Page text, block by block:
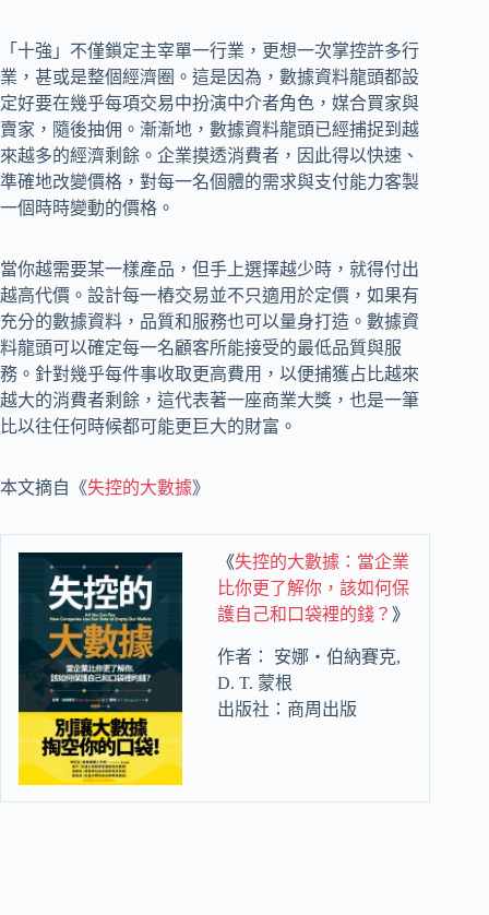
「十強」不僅鎖定主宰單一行業，更想一次掌控許多行
業，甚或是整個經濟圈。這是因為，數據資料龍頭都設
定好要在幾乎每項交易中扮演中介者角色，媒合買家與
賣家，隨後抽佣。漸漸地，數據資料龍頭已經捕捉到越
來越多的經濟剩餘。企業摸透消費者，因此得以快速、
準確地改變價格，對每一名個體的需求與支付能力客製
一個時時變動的價格。
當你越需要某一樣產品，但手上選擇越少時，就得付出
越高代價。設計每一樁交易並不只適用於定價，如果有
充分的數據資料，品質和服務也可以量身打造。數據資
料龍頭可以確定每一名顧客所能接受的最低品質與服
務。針對幾乎每件事收取更高費用，以便捕獲占比越來
越大的消費者剩餘，這代表著一座商業大獎，也是一筆
比以往任何時候都可能更巨大的財富。
本文摘自《失控的大數據》
《失控的大數據：當企業
比你更了解你，該如何保
護自己和口袋裡的錢？ 》
作者： 安娜‧伯納賽克,
D. T. 蒙根
出版社：商周出版